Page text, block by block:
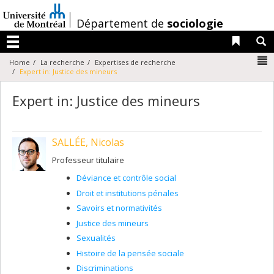
au
contenu
/Département de sociologie
Menu
Liens
Home La recherche
Expertises de recherche
Expert in: Justice des mineurs
Expert in: Justice des mineurs
SALLÉE, Nicolas
Professeur titulaire
Déviance et contrôle social
Droit et institutions pénales
Savoirs et normativités
Justice des mineurs
Sexualités
Histoire de la pensée sociale
Discriminations